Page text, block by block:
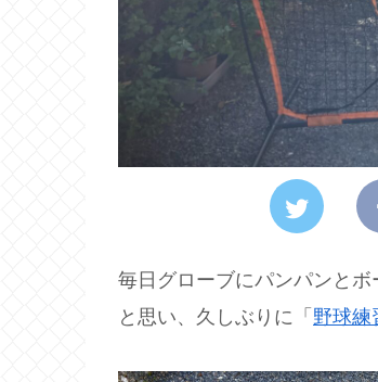
毎日グローブにパンパンと
と思い、久しぶりに「 野球練